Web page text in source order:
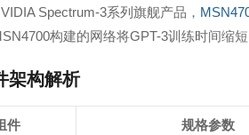
Spectrum-3系列旗舰产品，
构建的网络将GPT-3训练时间缩
架构解析
件 规格参数